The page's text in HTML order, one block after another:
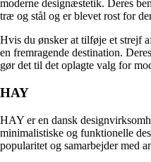
moderne designæstetik. Deres
træ og stål og er blevet rost for
Hvis du ønsker at tilføje et strejf
en fremragende destination.
gør det til det oplagte valg for
HAY
HAY er en dansk
minimalistiske og funktionelle
popularitet og samarbejder med